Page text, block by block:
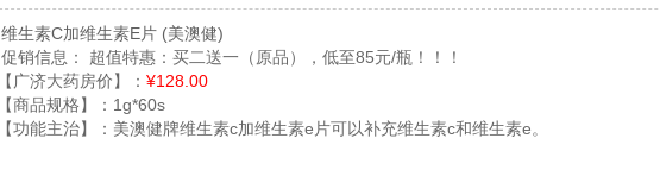
维生素C加维生素E片 (美澳健)
促销信息：
超值特惠：买二送一（原品），低至85元/瓶！！！
【广济大药房价】： ¥128.00
【商品规格】： 1g*60s
【功能主治】： 美澳健牌维生素c加维生素e片可以补充维生素c和维生素e。